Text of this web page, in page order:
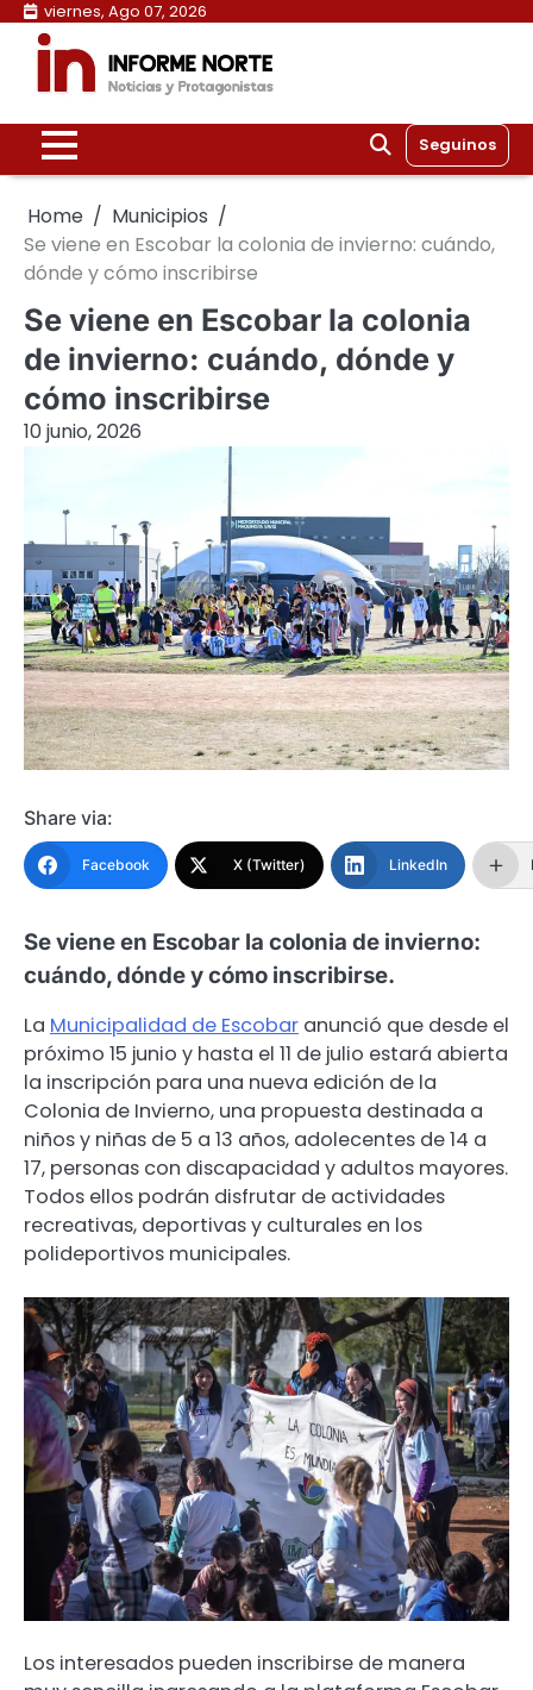
Skip
content
viernes, Ago 07, 2026
Seguinos
Home
Municipios
Se viene en Escobar la colonia de invierno: cuándo,
dónde y cómo inscribirse
Se viene en Escobar la colonia
de invierno: cuándo, dónde y
cómo inscribirse
10 junio, 2026
Share via:
Facebook X (Twitter) LinkedIn
Se viene en Escobar la colonia de invierno:
cuándo, dónde y cómo inscribirse.
La Municipalidad de Escobar anunció que desde el
próximo 15 junio y hasta el 11 de julio estará abierta
la inscripción para una nueva edición de la
Colonia de Invierno, una propuesta destinada a
niños y niñas de 5 a 13 años, adolecentes de 14 a
17, personas con discapacidad y adultos mayores.
Todos ellos podrán disfrutar de actividades
recreativas, deportivas y culturales en los
polideportivos municipales.
Los interesados pueden inscribirse de manera